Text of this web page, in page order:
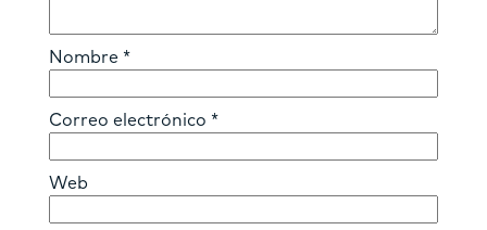
Nombre *
Correo electrónico *
Web